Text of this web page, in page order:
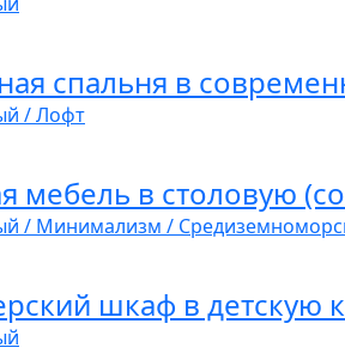
спальня в
/ Лофт
мебель в столовую
/ Минимализм /
шкаф в детскую